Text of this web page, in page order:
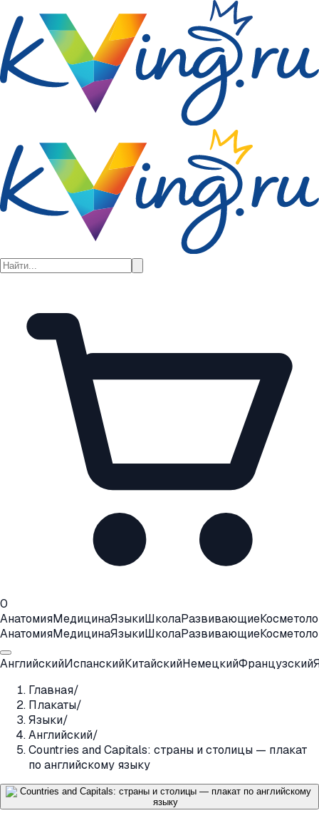
0
АнатомияМедицинаЯзыкиШколаРазвивающие
АнатомияМедицинаЯзыкиШколаРазвивающие
АнглийскийИспанскийКитайскийНемецкийФранцузский
Главная/
Плакаты/
Языки/
Английский/
Countries and Capitals: страны и столицы — плакат
по английскому языку